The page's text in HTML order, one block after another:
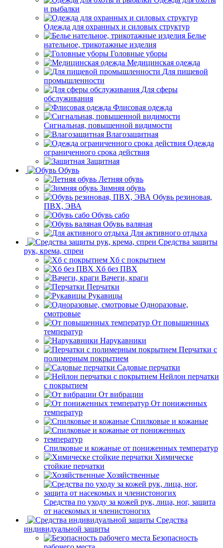
и рыбалки
Одежда для охранных и силовых структур
Белье
нательное, трикотажные изделия
Головные уборы
Медицинская одежда
Для пищевой
промышленности
Для сферы
обслуживания
Флисовая одежда
Сигнальная, повышенной видимости
Влагозащитная
Одежда
ограниченного срока действия
Защитная
Обувь
Летняя обувь
Зимняя обувь
Обувь резиновая,
ПВХ, ЭВА
Обувь сабо
Обувь валяная
Для активного отдыха
Средства защиты
рук, крема, спреи
Хб с покрытием
Хб без ПВХ
Вачеги, краги
Перчатки
Рукавицы
Одноразовые,
смотровые
От повышенных
температур
Нарукавники
Перчатки с
полимерным покрытием
Садовые перчатки
Нейлон перчатки
с покрытием
От вибрации
От пониженных
температур
Спилковые и кожаные
Спилковые и кожаные от пониженных температур
Химическе
стойкие перчатки
Хозяйственные
Средства по уходу за кожей рук, лица, ног, защита
от насекомых и членистоногих
Средства
индивидуальной защиты
Безопасность